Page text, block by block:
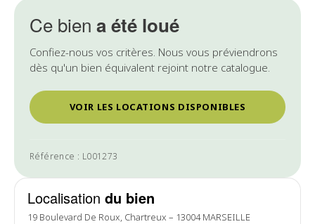
Ce bien a été loué
Confiez-nous vos critères. Nous vous préviendrons
dès qu'un bien équivalent rejoint notre catalogue.
VOIR LES LOCATIONS DISPONIBLES
Référence : L001273
Localisation du bien
19 Boulevard De Roux, Chartreux – 13004 MARSEILLE